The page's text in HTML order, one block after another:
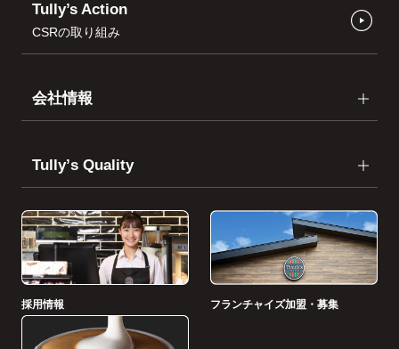
Tully’s Action
CSRの取り組み
会社情報
Tullyʼs Quality
採用情報 フランチャイズ加盟・募集